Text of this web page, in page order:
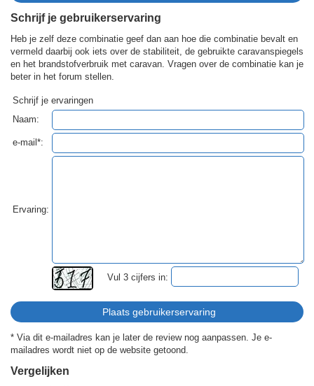
Schrijf je gebruikerservaring
Heb je zelf deze combinatie geef dan aan hoe die combinatie bevalt en
vermeld daarbij ook iets over de stabiliteit, de gebruikte caravanspiegels
en het brandstofverbruik met caravan. Vragen over de combinatie kan je
beter in het forum stellen.
Schrijf je ervaringen
Naam:
e-mail*:
Ervaring:
Vul 3 cijfers in:
* Via dit e-mailadres kan je later de review nog aanpassen. Je e-
mailadres wordt niet op de website getoond.
Vergelijken